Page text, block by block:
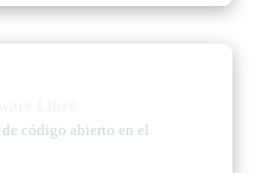
código abierto en el